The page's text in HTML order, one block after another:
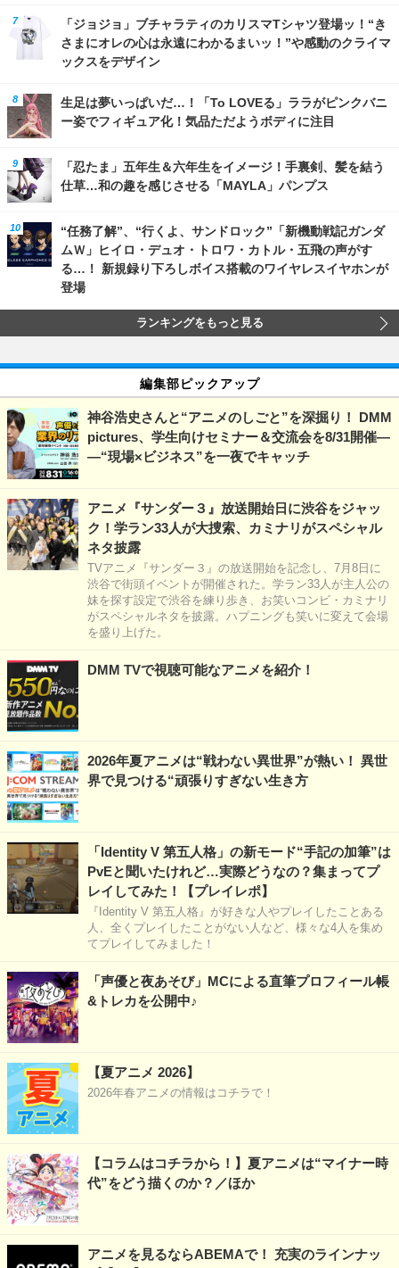
「ジョジョ」ブチャラティのカリスマTシャツ登場ッ！“き
さまにオレの心は永遠にわかるまいッ！”や感動のクライマ
ックスをデザイン
生足は夢いっぱいだ…！「To LOVEる」ララがピンクバニ
ー姿でフィギュア化！気品ただようボディに注目
「忍たま」五年生＆六年生をイメージ！手裏剣、髪を結う
仕草…和の趣を感じさせる「MAYLA」パンプス
“任務了解”、“行くよ、サンドロック”「新機動戦記ガンダ
ムＷ」ヒイロ・デュオ・トロワ・カトル・五飛の声がす
る…！ 新規録り下ろしボイス搭載のワイヤレスイヤホンが
登場
ランキングをもっと見る
編集部ピックアップ
神谷浩史さんと“アニメのしごと”を深掘り！ DMM
pictures、学生向けセミナー＆交流会を8/31開催―
―“現場×ビジネス”を一夜でキャッチ
アニメ『サンダー３』放送開始日に渋谷をジャッ
ク！学ラン33人が大捜索、カミナリがスペシャル
ネタ披露
TVアニメ『サンダー３』の放送開始を記念し、7月8日に
渋谷で街頭イベントが開催された。学ラン33人が主人公の
妹を探す設定で渋谷を練り歩き、お笑いコンビ・カミナリ
がスペシャルネタを披露。ハプニングも笑いに変えて会場
を盛り上げた。
DMM TVで視聴可能なアニメを紹介！
2026年夏アニメは“戦わない異世界”が熱い！ 異世
界で見つける“頑張りすぎない生き方
「Identity V 第五人格」の新モード“手記の加筆”は
PvEと聞いたけれど…実際どうなの？集まってプ
レイしてみた！【プレイレポ】
『Identity V 第五人格』が好きな人やプレイしたことある
人、全くプレイしたことがない人など、様々な4人を集め
てプレイしてみました！
「声優と夜あそび」MCによる直筆プロフィール帳
&トレカを公開中♪
【夏アニメ 2026】
2026年春アニメの情報はコチラで！
【コラムはコチラから！】夏アニメは“マイナー時
代”をどう描くのか？／ほか
アニメを見るならABEMAで！ 充実のラインナッ